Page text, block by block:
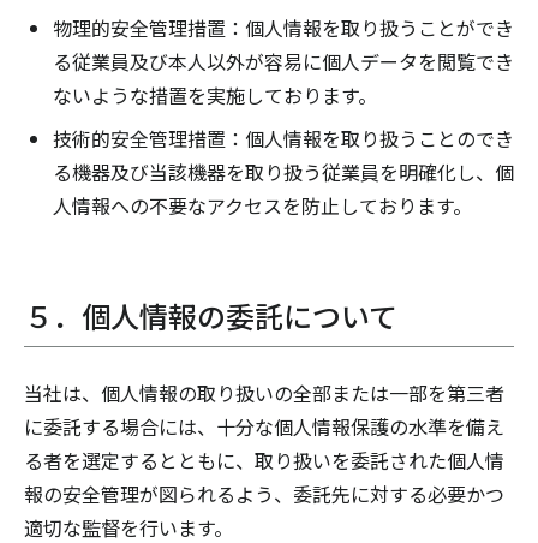
物理的安全管理措置：個人情報を取り扱うことができ
る従業員及び本人以外が容易に個人データを閲覧でき
ないような措置を実施しております。
技術的安全管理措置：個人情報を取り扱うことのでき
る機器及び当該機器を取り扱う従業員を明確化し、個
人情報への不要なアクセスを防止しております。
５．個人情報の委託について
当社は、個人情報の取り扱いの全部または一部を第三者
に委託する場合には、十分な個人情報保護の水準を備え
る者を選定するとともに、取り扱いを委託された個人情
報の安全管理が図られるよう、委託先に対する必要かつ
適切な監督を行います。